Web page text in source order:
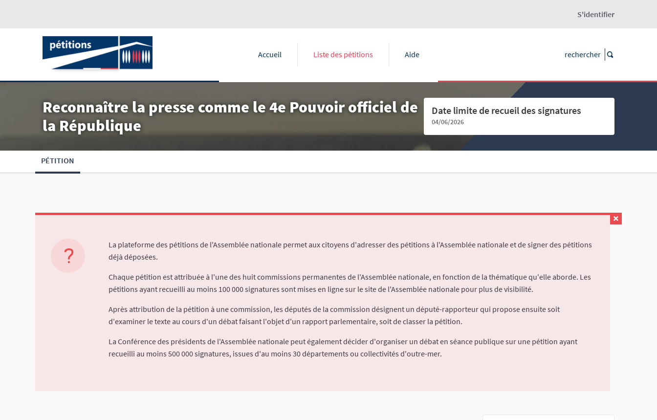
S'identifier
Accueil Liste des pétitions Aide
Reconnaître la presse comme le 4e Pouvoir officiel de
la République
Date limite de recueil des signatures
04/06/2026
PÉTITION
La plateforme des pétitions de l'Assemblée nationale permet aux citoyens d'adresser des pétitions à l'Assemblée nationale et de signer des pétitions
déjà déposées.
Chaque pétition est attribuée à l'une des huit commissions permanentes de l'Assemblée nationale, en fonction de la thématique qu'elle aborde. Les
pétitions ayant recueilli au moins 100 000 signatures sont mises en ligne sur le site de l'Assemblée nationale pour plus de visibilité.
Après attribution de la pétition à une commission, les députés de la commission désignent un député-rapporteur qui propose ensuite soit
d'examiner le texte au cours d'un débat faisant l'objet d'un rapport parlementaire, soit de classer la pétition.
La Conférence des présidents de l'Assemblée nationale peut également décider d'organiser un débat en séance publique sur une pétition ayant
recueilli au moins 500 000 signatures, issues d'au moins 30 départements ou collectivités d'outre-mer.